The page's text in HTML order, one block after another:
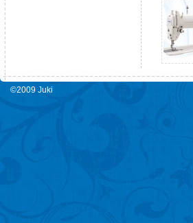
©2009 Juki